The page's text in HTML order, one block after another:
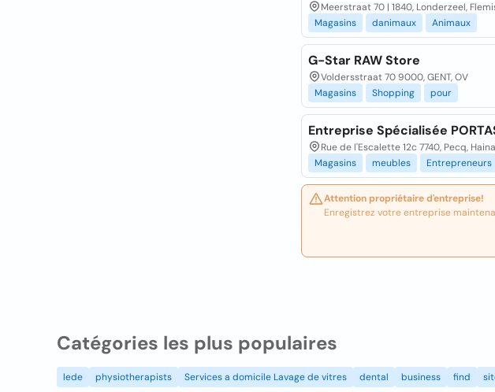
Meerstraat 70 | 1840, Londerzeel,
Magasins
danimaux Animaux
G-Star RAW Store
Voldersstraat 70 9000, GENT, OV
Magasins
Shopping pour
Entreprise Spécialisée
Rue de l'Escalette 12c 7740, Pecq,
Magasins
meubles Entrepreneurs
Attention propriétaire d'entreprise!
Enregistrez votre entreprise
Catégories les plus populaires
lede physiotherapists Services a domicile Lavage de vitres dental business find